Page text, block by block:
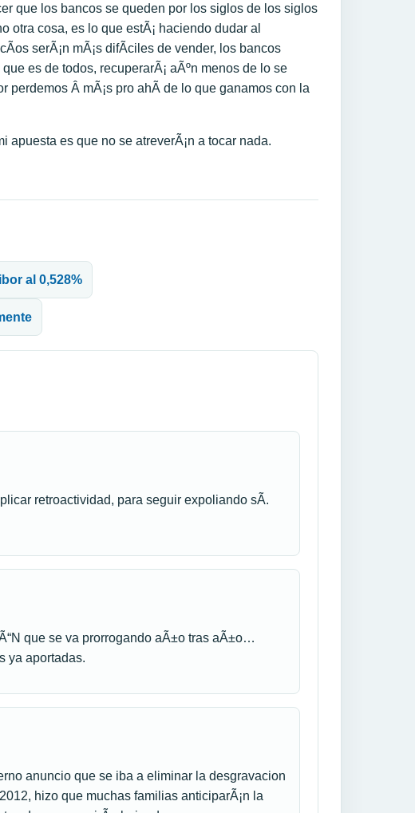
que los bancos se queden por los siglos de los siglos
otra cosa, es lo que estÃ¡ haciendo dudar al
serÃ¡n mÃ¡s difÃ­ciles de vender, los bancos
es de todos, recuperarÃ¡ aÃºn menos de lo se
perdemos Â mÃ¡s pro ahÃ­ de lo que ganamos con la
es que no se atreverÃ¡n a tocar nada.
al 0,528%
retroactividad, para seguir expoliando sÃ­.
que se va prorrogando aÃ±o tras aÃ±o…
ya aportadas.
anuncio que se iba a eliminar la desgravacion
hizo que muchas familias anticiparÃ¡n la